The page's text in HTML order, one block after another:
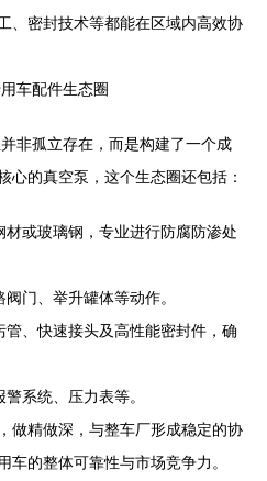
、密封技术等都能在区域内高效协
车配件生态圈
非孤立存在，而是构建了一个成
心的真空泵，这个生态圈还包括：
或玻璃钢，专业进行防腐防渗处
门、举升罐体等动作。
、快速接头及高性能密封件，确
系统、压力表等。
做精做深，与整车厂形成稳定的协
车的整体可靠性与市场竞争力。